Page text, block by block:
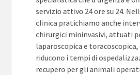
servizio attivo 24 ore su 24.
clinica pratichiamo anche
chirurgici mininvasivi, attuati
laparoscopica e toracoscopica,
riducono i tempi di
recupero per gli animali